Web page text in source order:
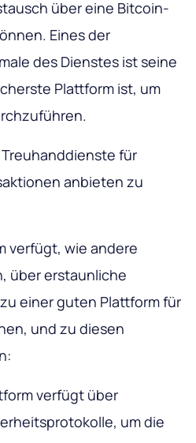
über eine Bitcoin-
Eines der
des Dienstes ist seine
Plattform ist, um
für
anbieten zu
verfügt, wie andere
über erstaunliche
einer guten Plattform für
und zu diesen
verfügt über
um die